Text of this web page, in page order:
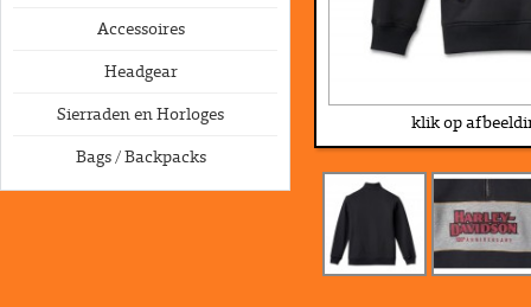
Accessoires
Headgear
Sierraden en Horloges
Bags / Backpacks
klik op